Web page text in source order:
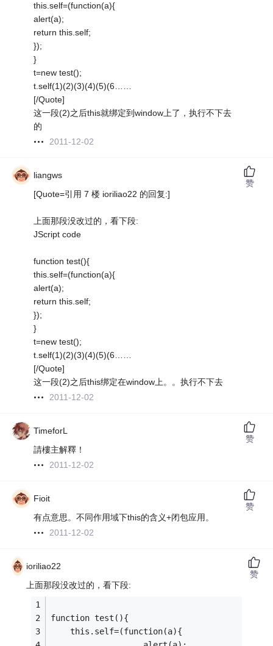
this.self=(function(a){
alert(a);
return this.self;
});
}
t=new test();
t.self(1)(2)(3)(4)(5)(6……
[/Quote]
这一段(2)之后this就绑定到window上了，执行不下去
的
2011-12-02
liangws
[Quote=引用 7 楼 ioriliao22 的回复:]
上面那段没改过的，看下段:
JScript code
function test(){
this.self=(function(a){
alert(a);
return this.self;
});
}
t=new test();
t.self(1)(2)(3)(4)(5)(6……
[/Quote]
这一段(2)之后this绑定在window上。。执行不下去
2011-12-02
赞
TimeforL
請樓主解釋！
2011-12-02
赞
Fioit
有点意思。不同作用域下this的含义+闭包应用。
2011-12-02
赞
ioriliao22
上面那段没改过的，看下段:
function test(){
    this.self=(function(a){
赞